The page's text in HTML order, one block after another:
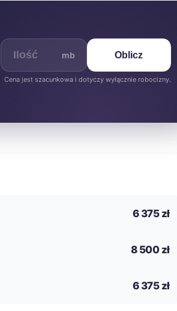
mb Oblicz
Cena jest szacunkowa i dotyczy wyłącznie robocizny.
6 375 zł
8 500 zł
6 375 zł